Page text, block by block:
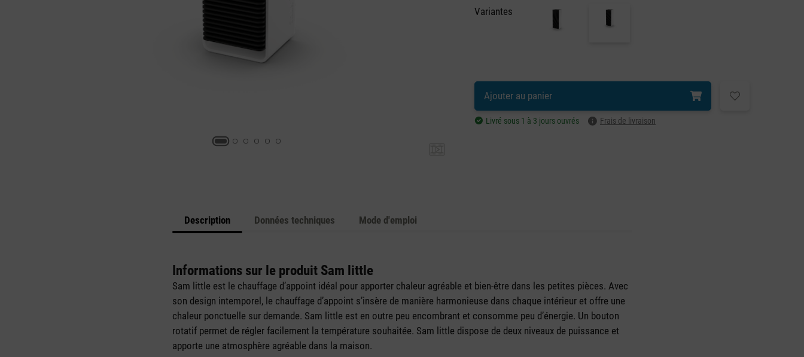
Variantes
Ajouter au panier
Livré sous 1 à 3 jours ouvrés Frais de livraison
Description Données techniques Mode d'emploi
Informations sur le produit Sam little
Sam little est le chauffage d’appoint idéal pour apporter chaleur agréable et bien-être dans les petites pièces. Avec
son design intemporel, le chauffage d’appoint s’insère de manière harmonieuse dans chaque intérieur et offre une
chaleur ponctuelle sur demande. Sam little est en outre peu encombrant et consomme peu d’énergie. Un bouton
rotatif permet de régler facilement la température souhaitée. Sam little dispose de deux niveaux de puissance et
apporte une atmosphère agréable dans la maison.